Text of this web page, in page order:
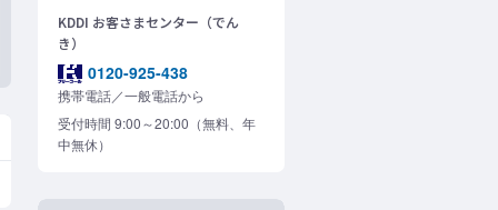
KDDI お客さまセンター（でん
き）
0120-925-438
携帯電話／一般電話から
受付時間 9:00～20:00（無料、年
中無休）